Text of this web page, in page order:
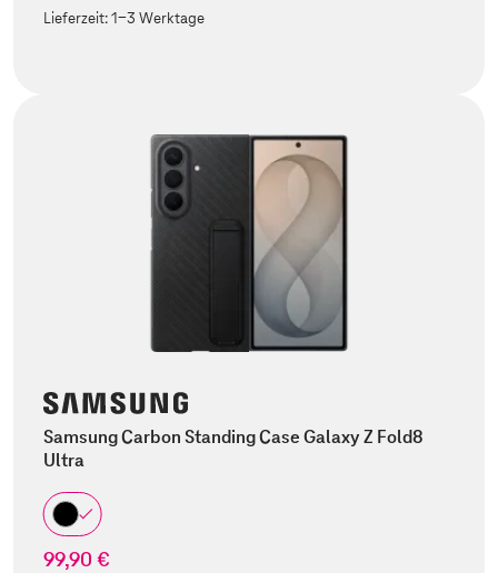
Lieferzeit:1-3 Werktage
Samsung Carbon Standing Case Galaxy Z Fold8
Ultra
99,90 €